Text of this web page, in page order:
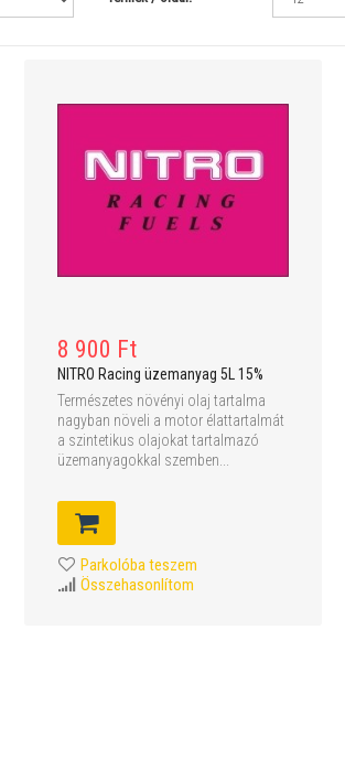
8 900 Ft
NITRO Racing üzemanyag 5L 15%
Természetes növényi olaj tartalma
nagyban növeli a motor élattartalmát
a szintetikus olajokat tartalmazó
üzemanyagokkal szemben...
Parkolóba teszem
Összehasonlítom
899 900 Ft 989 900 Ft
Ultra HD 4K kamera - Devo 12E